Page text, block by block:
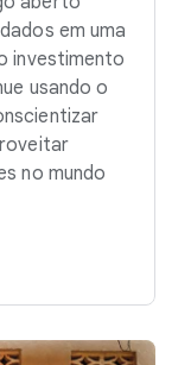
em uma
investimento
usando o
no mundo